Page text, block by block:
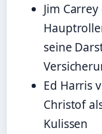
Jim
seine
Ed Harris
Christof
Kulissen